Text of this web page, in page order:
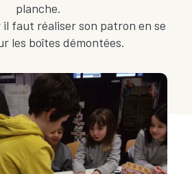
planche.
faut réaliser son patron en se
les boîtes démontées.